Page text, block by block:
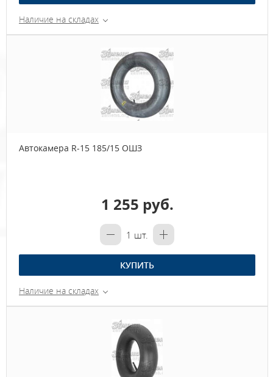
Наличие на складах
Автокамера R-15 185/15 ОШЗ
1 255 руб.
1 шт.
КУПИТЬ
Наличие на складах